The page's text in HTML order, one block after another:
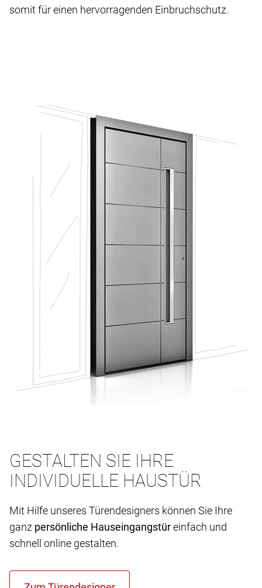
somit für einen hervorragenden Einbruchschutz.
GESTALTEN SIE IHRE
INDIVIDUELLE HAUSTÜR
Mit Hilfe unseres Türendesigners können Sie Ihre
ganz persönliche Hauseingangstüreinfach und
schnell online gestalten.